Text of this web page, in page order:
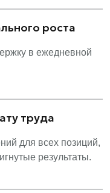
роста
в ежедневной
труда
для всех позиций,
результаты.